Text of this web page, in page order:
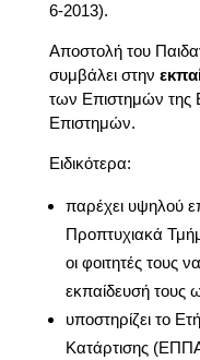
6-2013).
Αποστολή του
συμβάλει στην
των Επιστημών της
Επιστημών.
Ειδικότερα:
παρέχει υψηλού
Προπτυχιακά
οι φοιτητές τους
εκπαίδευσή τους
υποστηρίζει το
Κατάρτισης